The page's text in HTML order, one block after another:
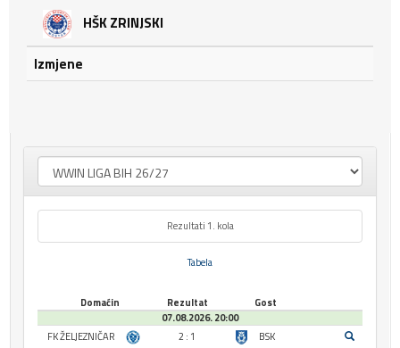
HŠK ZRINJSKI
Izmjene
Rezultati 1. kola
Tabela
Domaćin Rezultat
Gost
07.08.2026. 20:00
FK ŽELJEZNIČAR
2 : 1
BSK